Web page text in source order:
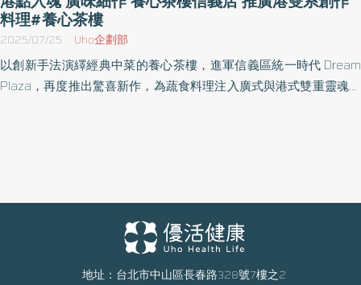
糕」劃下溫馨句點。這套 12道精選料理的豪華組合，原價5,280
元，現在預購即可享有5,016元的限時優惠價。 【YACHE 韓式蔬
食】異國風情的火辣新春 想要過一個不一樣的馬年？YACHE韓式蔬
食推出充滿個性的年菜選擇！針對熱愛韓風的族群，提供「熟食大
預購已進入高峰，「養心沙龍團圓禧筵」年菜組已全數售罄，再次
證明了品牌的高人氣。為了不留遺憾，尚未預訂的民眾儘快前往官
網搶購養心茶樓或YACHE的年菜套組。不論是宅配到府或是門市自
取，養心集團都要陪您用一桌暖心的蔬食，迎接馬到成功的奔騰新
料理#養心茶樓
2025/07/25 Uho企劃部
以創新手法演繹經典中菜的養心茶樓，進軍信義區統一時代 Dream
Plaza，再度推出驚喜新作，為蔬食料理注入廣式與港式雙重靈魂。
全新料理設計，從經典港點、煲菜、炒飯到現代中式蔬食創作，傳
遞出廣式的純粹與港式的多變，首推精選四款招牌蒸點，設計為二
人份，小巧多樣，一籠輕鬆嚐滿港式精華。 圖/養心茶樓信義店(楊承
地址：台北市中山區長春路328號7樓之2